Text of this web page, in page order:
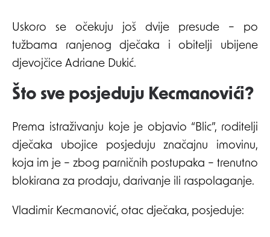
Uskoro se očekuju još dvije presude – po
tužbama ranjenog dječaka i obitelji ubijene
djevojčice Adriane Dukić.
Što sve posjeduju Kecmanovići?
Prema istraživanju koje je objavio “Blic”, roditelji
dječaka ubojice posjeduju značajnu imovinu,
koja im je – zbog parničnih postupaka – trenutno
blokirana za prodaju, darivanje ili raspolaganje.
Vladimir Kecmanović, otac dječaka, posjeduje: